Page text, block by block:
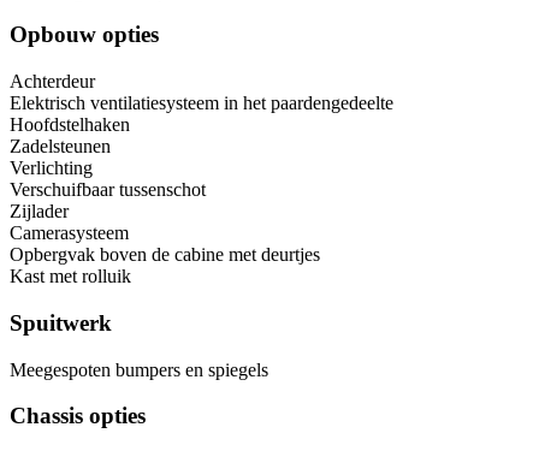
Opbouw opties
Achterdeur
Elektrisch ventilatiesysteem in het paardengedeelte
Hoofdstelhaken
Zadelsteunen
Verlichting
Verschuifbaar tussenschot
Zijlader
Camerasysteem
Opbergvak boven de cabine met deurtjes
Kast met rolluik
Spuitwerk
Meegespoten bumpers en spiegels
Chassis opties